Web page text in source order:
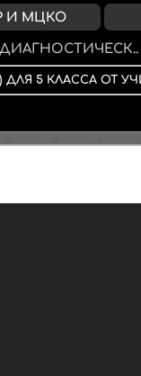
ДИАГНОСТИЧЕСК..
ДЛЯ 5 КЛАССА ОТ
И МЦКО